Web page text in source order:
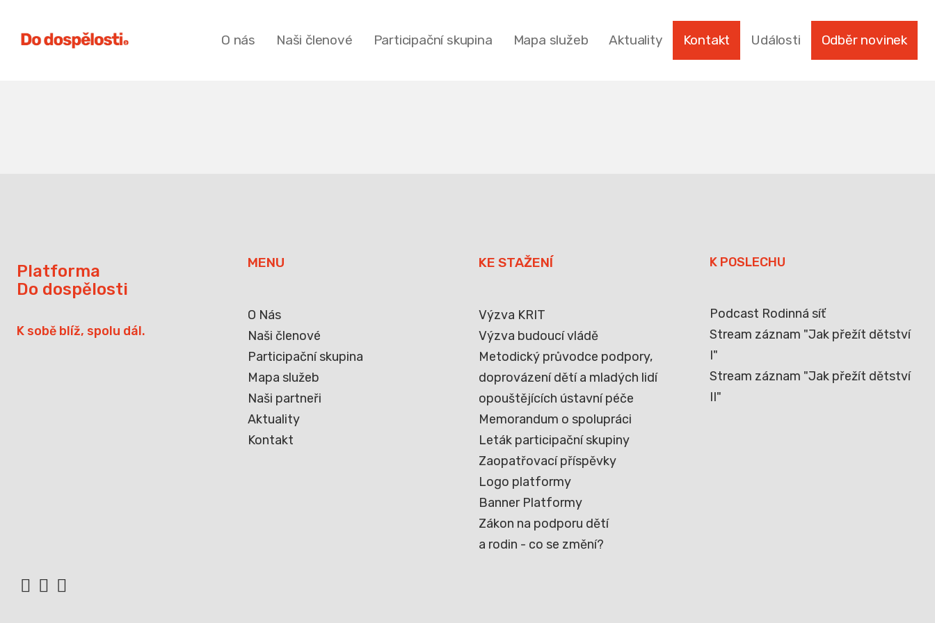
O nás Naši členové Participační skupina Mapa služeb Aktuality Kontakt Události Odběr novinek
Platforma
Do dospělosti
K sobě blíž, spolu dál.
MENU
O Nás
Naši členové
Participační skupina
Mapa služeb
Naši partneři
Aktuality
Kontakt
KE STAŽENÍ
Výzva KRIT
Výzva budoucí vládě
Metodický průvodce podpory,
doprovázení dětí a mladých lidí
opouštějících ústavní péče
Memorandum o spolupráci
Leták participační skupiny
Zaopatřovací příspěvky
Logo platformy
Banner Platformy
Zákon na podporu dětí
a rodin - co se změní?
K POSLECHU
Podcast Rodinná síť
Stream záznam "Jak přežít dětství
I"
Stream záznam "Jak přežít dětství
II"